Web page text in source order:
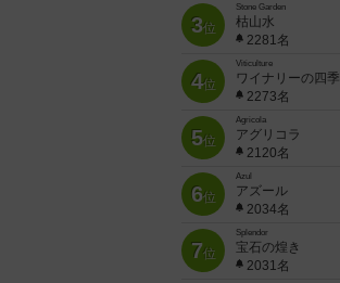
3位
Stone Garden
枯山水
2281名
4位
Viticulture
ワイナリーの四季
2273名
5位
Agricola
アグリコラ
2120名
6位
Azul
アズール
2034名
7位
Splendor
宝石の煌き
2031名